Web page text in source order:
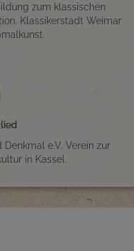
zum klassischen
Klassikerstadt Weimar
e.V. Verein zur
in Kassel.